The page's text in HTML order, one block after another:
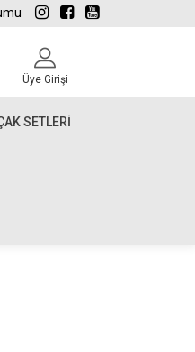
Üye Girişi
SETLERI